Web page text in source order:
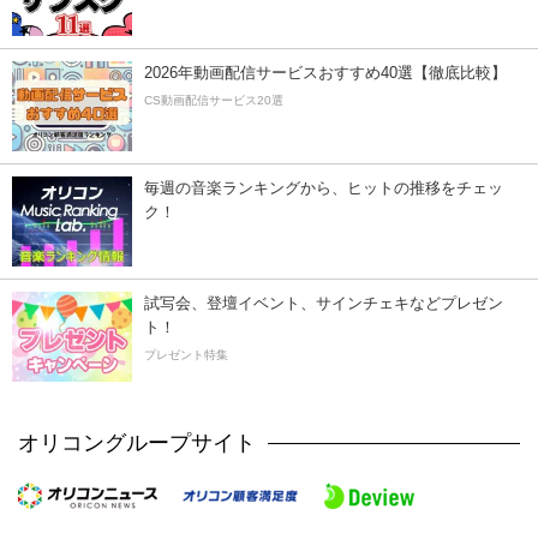
2026年動画配信サービスおすすめ40選【徹底比較】
CS動画配信サービス20選
毎週の音楽ランキングから、ヒットの推移をチェッ
ク！
試写会、登壇イベント、サインチェキなどプレゼン
ト！
プレゼント特集
オリコングループサイト